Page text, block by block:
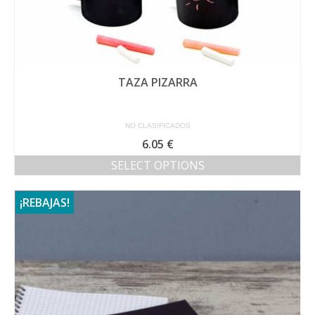
TAZA PIZARRA
NO CLASIFICADOS
6.05 €
SELECT OPTIONS
¡REBAJAS!